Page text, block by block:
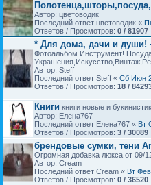
Автор: цветоводик
Последний ответ цветоводик «
Ответов / Просмотров: 0 / 81907
* Для дома, дачи и души!
Фотоальбом Инструмент!
Автор: Steff
Последний ответ Steff « Сб Июн
Ответов / Просмотров: 18 /
Книги книги новые и
Автор: Елена767
Последний ответ Елена767 « Вт
Ответов / Просмотров: 3 / 30089
брендовые сумки, тени
Огромная добавка люкса от 09/
Автор: Cream
Последний ответ Cream « Вт
Ответов / Просмотров: 0 / 36520